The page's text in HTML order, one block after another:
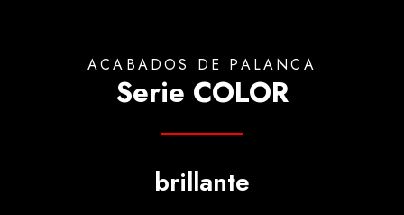
ACABADOS DE PALANCA
Serie COLOR
brillante